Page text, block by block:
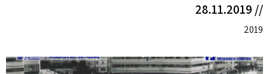
// 28.11.2019
2019